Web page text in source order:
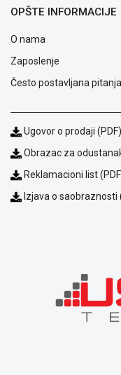
Blog
plaćanja
Podrška
Opšti
i
reklamacije
Usluge
prijava
kvara
OPŠTE INFORMACIJE
O nama
Zaposlenje
Često postavljana pitanja
Ugovor o prodaji (PDF)
Obrazac za
Reklamacioni list
Izjava o saobraznosti